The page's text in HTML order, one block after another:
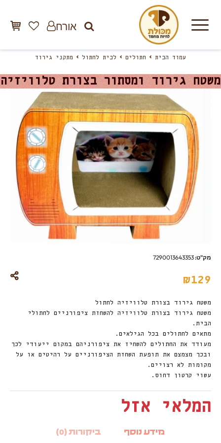
אורח
עמוד הבית חתולים לבית לחתול מתקני גירוד
משטח גירוד ומסתור בצורת טלוויזיה
מק"ט:7290013643353
₪129
משטח גירוד בצורת טלוויזיה לחתול
משטח גירוד בצורת טלוויזיה להשחזת ציפורניים לחתולי
הבית.
מתאים לחתולים בכל הגילאים.
מעודד את החתולים להשחיז את ציפורניהם במקום ייעודי לכך
ובכך מצמצם את תופעת השחזת הציפורניים על רהיטים או על
מקומות לא רצויים.
עשוי קרטון דחוס.
המלאי אזל
מידע נוסף ביקורות (0)